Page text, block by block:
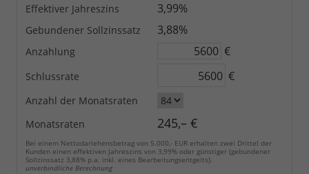
Effektiver Jahreszins 3,99%
Gebundener Sollzinssatz 3,88%
Anzahlung €
Schlussrate €
Anzahl der Monatsraten
Monatsraten
245,– €
Bei einem Nettodarlehensbetrag von 5.000,- EUR erhalten zwei Drittel der
Kunden einen effektiven Jahreszins von 3,99% oder günstiger (gebundener
Sollzinssatz 3,88% p.a. inkl. eines Bearbeitungsentgelts).
unverbindliche Berechnung